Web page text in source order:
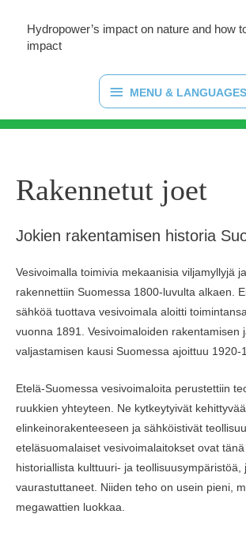
Hydropower’s impact on nature and how
impact
MENU
&
MENU & LANGUAGES
Rakennetut joet
Jokien rakentamisen historia
Vesivoimalla toimivia mekaanisia viljamyllyjä
rakennettiin Suomessa 1800-luvulta alkaen.
sähköä tuottava vesivoimala aloitti
vuonna 1891. Vesivoimaloiden rakentamisen
valjastamisen kausi Suomessa ajoittuu 1920-
Etelä-Suomessa vesivoimaloita perustettiin
ruukkien yhteyteen. Ne kytkeytyivät
elinkeinorakenteeseen ja sähköistivät
eteläsuomalaiset vesivoimalaitokset ovat
historiallista kulttuuri- ja teollisuusympäristöä,
vaurastuttaneet. Niiden teho on usein pieni,
megawattien luokkaa.